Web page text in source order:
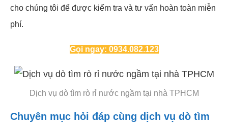
cho chúng tôi để được kiểm tra và tư vấn hoàn toàn miễn
phí.
Gọi ngay: 0934.082.123
Dịch vụ dò tìm rò rỉ nước ngầm tại nhà TPHCM
Chuyên mục hỏi đáp cùng dịch vụ dò tìm